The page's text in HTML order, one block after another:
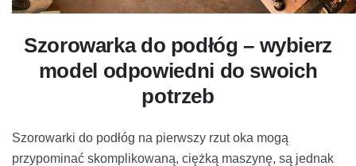
Szorowarka do podłóg – wybierz
model odpowiedni do swoich
potrzeb
Szorowarki do podłóg na pierwszy rzut oka mogą
przypominać skomplikowaną, ciężką maszynę, są jednak